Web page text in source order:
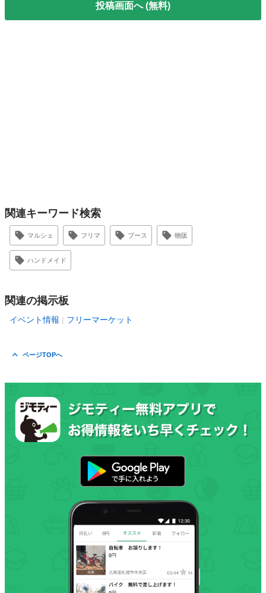
投稿画面へ (無料)
関連キーワード検索
マルシェ フリマ ブース 物販
ハンドメイド
関連の掲示板
イベント情報 フリーマーケット
ページTOPへ